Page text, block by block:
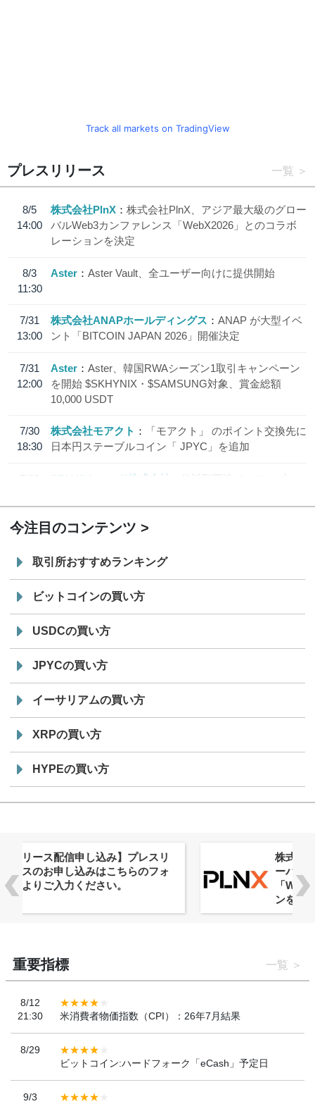
Track all markets on TradingView
プレスリリース 一覧
8/5
14:00
株式会社PlnX
株式会社PlnX、アジア最大級のグロー
バルWeb3カンファレンス「WebX2026」とのコラボ
レーションを決定
8/3
11:30
Aster Aster Vault、全ユーザー向けに提供開始
7/31
13:00
株式会社ANAPホールディングス
ANAP が大型イベ
ント「BITCOIN JAPAN 2026」開催決定
7/31
12:00
Aster
Aster、韓国RWAシーズン1取引キャンペーン
を開始 $SKHYNIX・$SAMSUNG対象、賞金総額
10,000 USDT
7/30
18:30
株式会社モアクト
「モアクト」 のポイント交換先に
日本円ステーブルコイン「 JPYC」を追加
7/29
SBI VCトレード株式会社
信託型円建てステーブル
今注目のコンテンツ
取引所おすすめランキング
ビットコインの買い方
USDCの買い方
JPYCの買い方
イーサリアムの買い方
XRPの買い方
HYPEの買い方
株式会社PlnX、アジア最大級のグロ
ーバルWeb3カンファレンス
「WebX2026」とのコラボレーショ
重要指標 一覧
8/12
21:30
米消費者物価指数（CPI）：26年7月結果
8/29
ビットコイン:ハードフォーク「eCash」予定日
9/3